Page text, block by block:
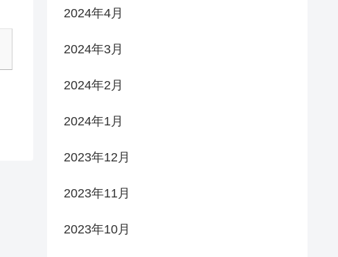
2024年4月
2024年3月
2024年2月
2024年1月
2023年12月
2023年11月
2023年10月